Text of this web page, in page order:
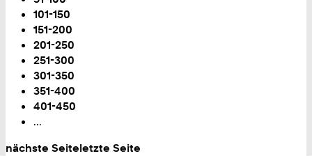
Sie
sind
auf
Seite:
101-150
151-200
201-250
251-300
301-350
351-400
401-450
...
nächste Seiteletzte Seite